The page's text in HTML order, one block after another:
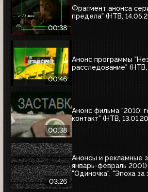
00:38
Фрагмент анонса
предела" (НТВ,
00:46
Анонс программы
расследование"
00:38
Анонс фильма "2010:
контакт" (НТВ,
03:26
Анонсы и рекламные
январь-февраль
"Одиночка", "Эпоха за